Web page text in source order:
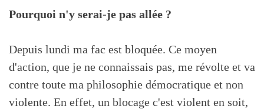
Pourquoi n'y serai-je pas allée ?
Depuis lundi ma fac est bloquée. Ce moyen
d'action, que je ne connaissais pas, me révolte et va
contre toute ma philosophie démocratique et non
violente. En effet, un blocage c'est violent en soit,